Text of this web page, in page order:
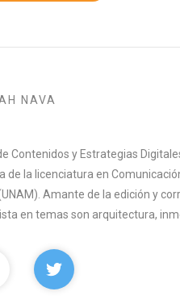
NAVA
Contenidos y Estrategias
de la licenciatura en
Amante de la edición y
en temas son arquitectura,